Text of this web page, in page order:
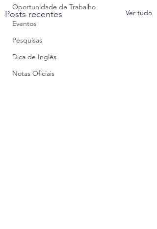
Oportunidade de Trabalho
Eventos
Pesquisas
Dica de Inglês
Notas Oficiais
Posts recentes Ver tudo